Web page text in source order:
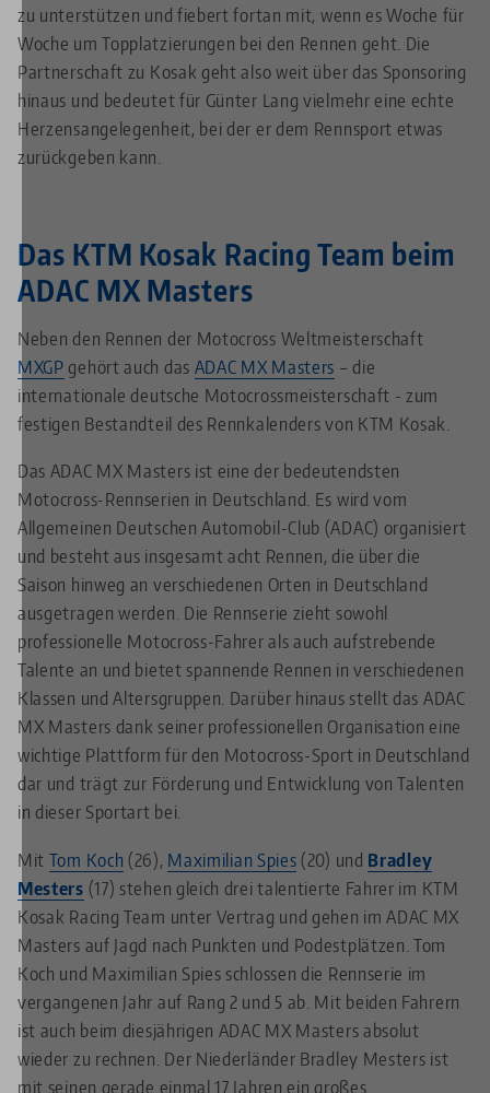
zu unterstützen und fiebert fortan mit, wenn es Woche für
Woche um Topplatzierungen bei den Rennen geht. Die
Partnerschaft zu Kosak geht also weit über das Sponsoring
hinaus und bedeutet für Günter Lang vielmehr eine echte
Herzensangelegenheit, bei der er dem Rennsport etwas
zurückgeben kann.
Das KTM Kosak Racing Team beim
ADAC MX Masters
Neben den Rennen der Motocross Weltmeisterschaft
MXGPgehört auch das ADAC MX Masters – die
internationale deutsche Motocrossmeisterschaft - zum
festigen Bestandteil des Rennkalenders von KTM Kosak.
Das ADAC MX Masters ist eine der bedeutendsten
Motocross-Rennserien in Deutschland. Es wird vom
Allgemeinen Deutschen Automobil-Club (ADAC) organisiert
und besteht aus insgesamt acht Rennen, die über die
Saison hinweg an verschiedenen Orten in Deutschland
ausgetragen werden. Die Rennserie zieht sowohl
professionelle Motocross-Fahrer als auch aufstrebende
Talente an und bietet spannende Rennen in verschiedenen
Klassen und Altersgruppen. Darüber hinaus stellt das ADAC
MX Masters dank seiner professionellen Organisation eine
wichtige Plattform für den Motocross-Sport in Deutschland
dar und trägt zur Förderung und Entwicklung von Talenten
in dieser Sportart bei.
Mit Tom Koch (26), Maximilian Spies(20) und Bradley
Mesters (17) stehen gleich drei talentierte Fahrer im KTM
Kosak Racing Team unter Vertrag und gehen im ADAC MX
Masters auf Jagd nach Punkten und Podestplätzen. Tom
Koch und Maximilian Spies schlossen die Rennserie im
vergangenen Jahr auf Rang 2 und 5 ab. Mit beiden Fahrern
ist auch beim diesjährigen ADAC MX Masters absolut
wieder zu rechnen. Der Niederländer Bradley Mesters ist
mit seinen gerade einmal 17 Jahren ein großes